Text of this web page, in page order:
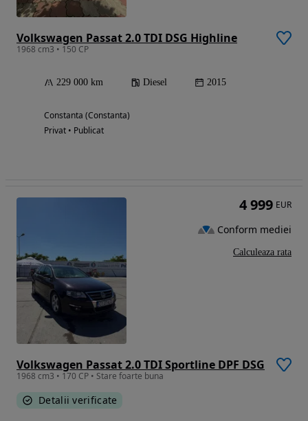
Volkswagen Passat 2.0 TDI DSG Highline
1968 cm3 • 150 CP
229 000 km Diesel 2015
Constanta (Constanta)
Privat • Publicat
Volkswagen Passat 2.0 TDI Sportline DPF DSG
1968 cm3 • 170 CP • Stare foarte buna
Detalii verificate
4 999 EUR
Conform mediei
Calculeaza rata